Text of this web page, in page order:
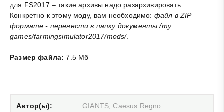
для FS2017 – такие архивы надо разархивировать.
Конкретно к этому моду, вам необходимо: файл в ZIP
формате - перенести в папку документы /my
games/farmingsimulator2017/mods/.
Размер файла: 7.5 Мб
Автор(ы): GIANTS ,Caesus Regno